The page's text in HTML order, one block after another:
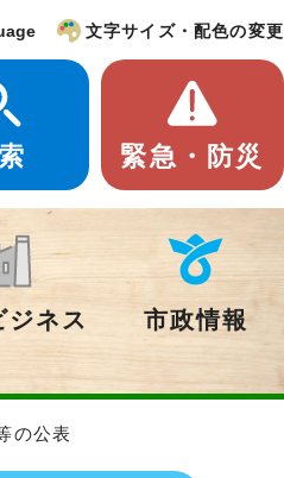
文字サイズ・配色の変更
緊急・防災
ジネス 市政情報
の公表